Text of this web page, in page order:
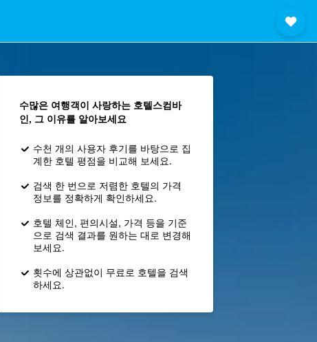
수많은 여행객이 사랑하는 호텔스컴바
인, 그 이유를 알아보세요
수천 개의 사용자 후기를 바탕으로 집
계한 호텔 평점을 비교해 보세요.
검색 한 번으로 저렴한 호텔의 가격
정보를 정확하게 확인하세요.
호텔 체인, 편의시설, 가격 등을 기준
으로 검색 결과를 원하는 대로 변경해
보세요.
횟수에 상관없이 무료로 호텔을 검색
하세요.